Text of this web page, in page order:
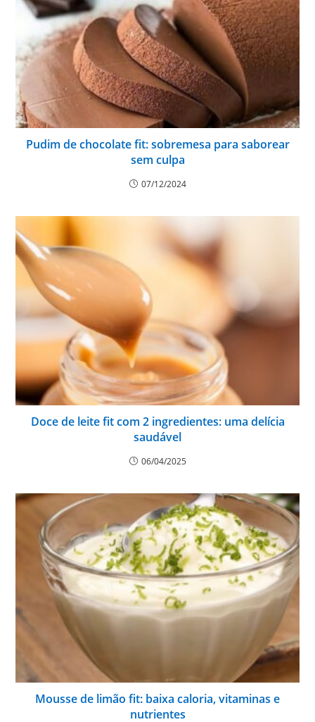
Pudim de chocolate fit: sobremesa para saborear
sem culpa
07/12/2024
Doce de leite fit com 2 ingredientes: uma delícia
saudável
06/04/2025
Mousse de limão fit: baixa caloria, vitaminas e
nutrientes